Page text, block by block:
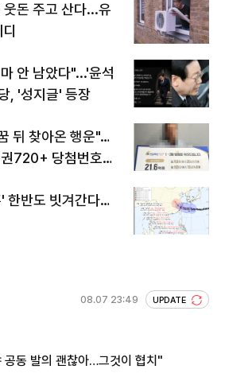
돈 주고 산다...유
안 남았다"...'윤석
, '성지글' 등장
뒤 찾아온 행운"…
720+ 당첨번호조
한반도 빗겨간다…
08.07 23:49 UPDATE
동 발의 괜찮아…그것이 협치"